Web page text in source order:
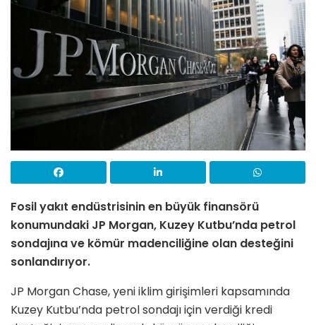
Fosil yakıt endüstrisinin en büyük finansörü
konumundaki JP Morgan, Kuzey Kutbu’nda petrol
sondajına ve kömür madenciliğine olan desteğini
sonlandırıyor.
JP Morgan Chase, yeni iklim girişimleri kapsamında
Kuzey Kutbu’nda petrol sondajı için verdiği kredi